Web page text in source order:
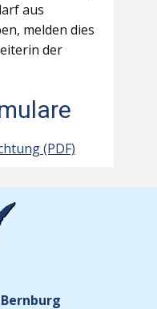
aus
melden dies
der
(PDF)